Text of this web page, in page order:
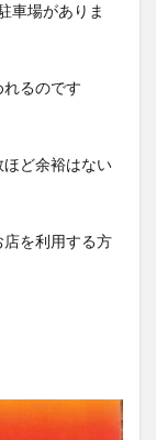
車場がありま
るのです
ど余裕はない
を利用する方